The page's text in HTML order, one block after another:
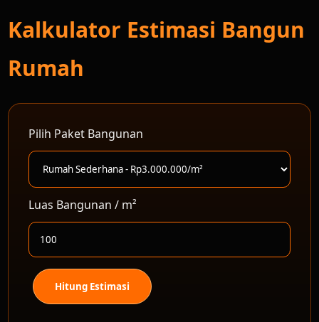
Kalkulator Estimasi Bangun
Rumah
Pilih Paket Bangunan
Luas Bangunan / m²
Hitung Estimasi